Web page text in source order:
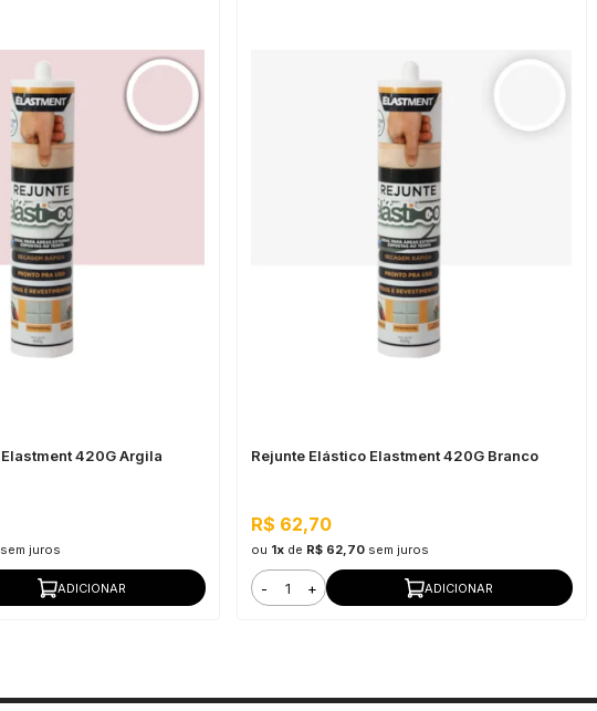
420G Argila
sem juros
ADICIONAR
Rejunte Elástico Elastment 420G Branco
R$ 62,70
ou 1xde R$ 62,70 sem juros
- + ADICIONAR